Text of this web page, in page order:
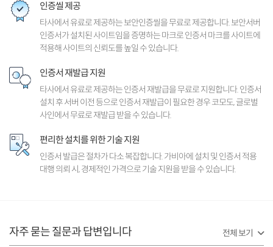
인증씰 제공
타사에서 유료로 제공하는 보안인증씰을 무료로 제공합니다. 보안서버
인증서가 설치된 사이트임을 증명하는 마크로 인증서 마크를 사이트에
적용해 사이트의 신뢰도를 높일 수 있습니다.
인증서 재발급 지원
타사에서 유료로 제공하는 인증서 재발급을 무료로 지원합니다. 인증서
설치 후 서버 이전 등으로 인증서 재발급이 필요한 경우 코모도, 글로벌
사인에서 무료로 재발급 받을 수 있습니다.
편리한 설치를 위한 기술 지원
인증서 발급은 절차가 다소 복잡합니다. 가비아에 설치 및 인증서 적용
대행 의뢰 시, 경제적인 가격으로 기술 지원을 받을 수 있습니다.
자주 묻는 질문과 답변입니다 전체 보기